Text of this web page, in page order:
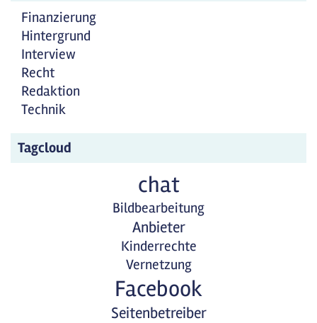
Finanzierung
Hintergrund
Interview
Recht
Redaktion
Technik
Tagcloud
chat
Bildbearbeitung
Anbieter
Kinderrechte
Vernetzung
Facebook
Seitenbetreiber